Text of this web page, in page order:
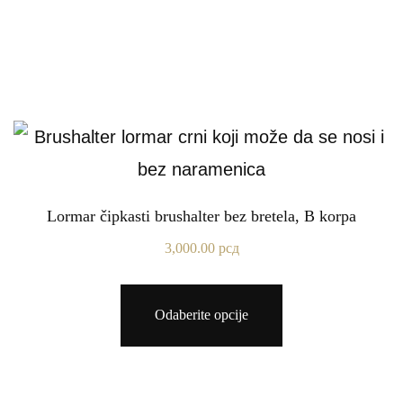
Lormar čipkasti brushalter bez bretela, B korpa
3,000.00 рсд
Odaberite opcije